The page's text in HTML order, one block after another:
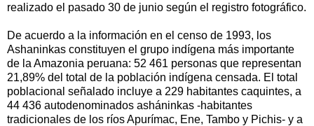
realizado el pasado 30 de junio según el registro fotográfico.
De acuerdo a la información en el censo de 1993, los
Ashaninkas constituyen el grupo indígena más importante
de la Amazonia peruana: 52 461 personas que representan
21,89% del total de la población indígena censada. El total
poblacional señalado incluye a 229 habitantes caquintes, a
44 436 autodenominados asháninkas -habitantes
tradicionales de los ríos Apurímac, Ene, Tambo y Pichis- y a